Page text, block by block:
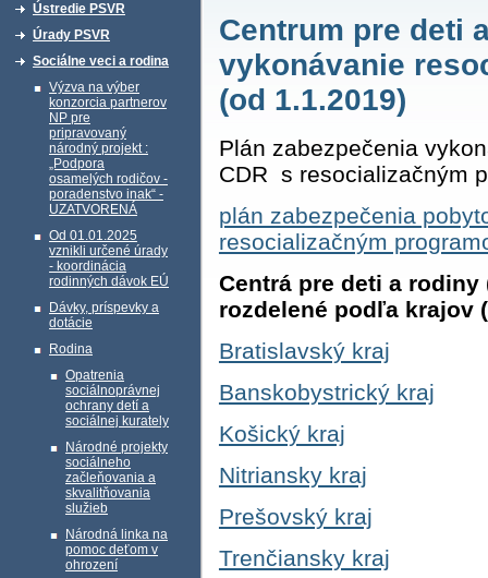
Ústredie PSVR
Úrady PSVR
Sociálne veci a rodina
Výzva na výber
konzorcia partnerov
NP pre
pripravovaný
národný projekt :
„Podpora
osamelých rodičov -
poradenstvo inak“ -
UZATVORENÁ
Od 01.01.2025
vznikli určené úrady
- koordinácia
rodinných dávok EÚ
Dávky, príspevky a
dotácie
Rodina
Opatrenia
sociálnoprávnej
ochrany detí a
sociálnej kurately
Národné projekty
sociálneho
začleňovania a
skvalitňovania
služieb
Národná linka na
pomoc deťom v
ohrození
Centrum pre deti
vykonávanie
(od 1.1.2019)
Plán zabezpečenia
CDR s resocializačným
plán zabezpečenia
resocializačným
Centrá pre deti a
rozdelené podľa krajov
Bratislavský kraj
Banskobystrický kraj
Košický kraj
Nitriansky kraj
Prešovský kraj
Trenčiansky kraj